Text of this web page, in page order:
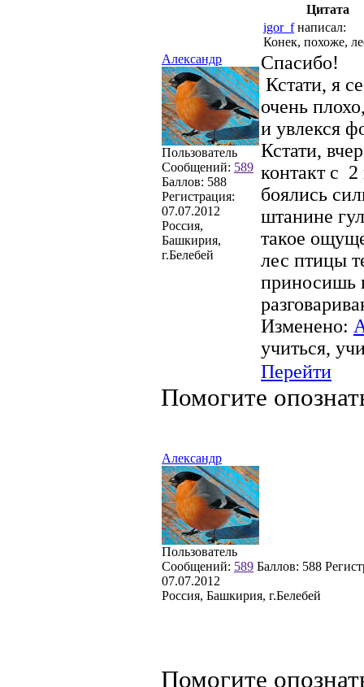
Александр
Пользователь
Сообщений: 589
Баллов: 588
Регистрация:
07.07.2012
Россия,
Башкирия,
г.Белебей
Цитата
igor_fнаписал:
Конек, похоже,
Спасибо!
Кстати, я
очень
и увлекся
Кстати,
контакт с
боялись
штанине
такое
лес птицы
приносишь
Изменено:
учиться,
Перейти
Помогите
Александр
Пользователь
Сообщений: 589 Баллов: 588
07.07.2012
Россия, Башкирия, г.Белебей
Помогите